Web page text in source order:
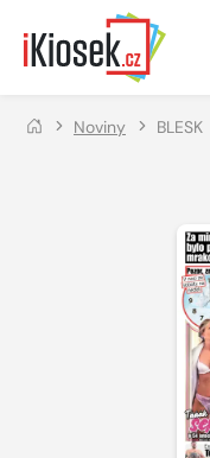
Přejít na hlavní obsah
Noviny BLESK